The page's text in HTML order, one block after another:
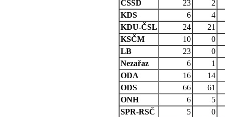
ČSSD
23
2
KDS
6
4
KDU-ČSL
24
21
KSČM
10
0
LB
23
0
Nezařaz
6
1
ODA
16
14
ODS
66
61
ONH
6
5
SPR-RSČ
5
0